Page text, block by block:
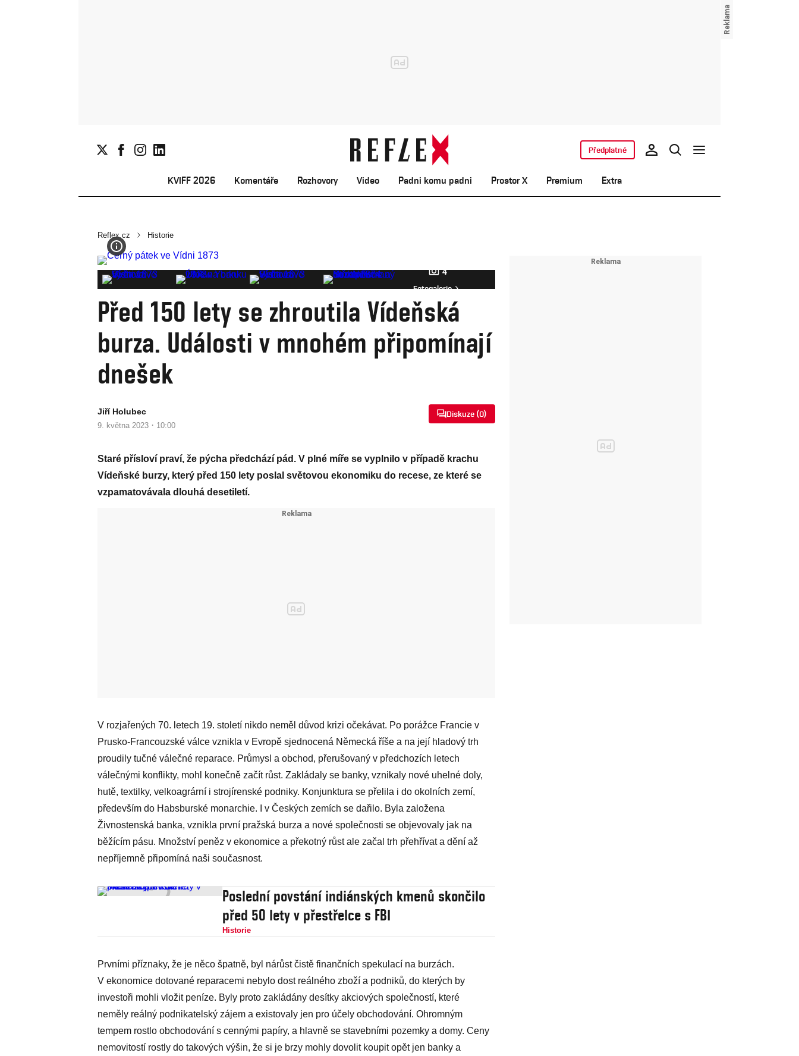
KVIFF 2026 Komentáře Rozhovory Video Padni komu padni Prostor X Premium Extra
Předplatné
Reflex.cz Historie
4
Fotogalerie
Před 150 lety se zhroutila Vídeňská
burza. Události v mnohém připomínají
dnešek
Jiří Holubec
9. května 2023 · 10:00
Diskuze (0)
Staré přísloví praví, že pýcha předchází pád. V plné míře se vyplnilo v případě krachu
Vídeňské burzy, který před 150 lety poslal světovou ekonomiku do recese, ze které se
vzpamatovávala dlouhá desetiletí.
V rozjařených 70. letech 19. století nikdo neměl důvod krizi očekávat. Po porážce Francie v
Prusko-Francouzské válce vznikla v Evropě sjednocená Německá říše a na její hladový trh
proudily tučné válečné reparace. Průmysl a obchod, přerušovaný v předchozích letech
válečnými konflikty, mohl konečně začít růst. Zakládaly se banky, vznikaly nové uhelné doly,
hutě, textilky, velkoagrární i strojírenské podniky. Konjunktura se přelila i do okolních zemí,
především do Habsburské monarchie. I v Českých zemích se dařilo. Byla založena
Živnostenská banka, vznikla první pražská burza a nové společnosti se objevovaly jak na
běžícím pásu. Množství peněz v ekonomice a překotný růst ale začal trh přehřívat a dění až
nepříjemně připomíná naši současnost.
Poslední povstání indiánských kmenů skončilo
před 50 lety v přestřelce s FBI
Historie
Prvními příznaky, že je něco špatně, byl nárůst čistě finančních spekulací na burzách.
V ekonomice dotované reparacemi nebylo dost reálného zboží a podniků, do kterých by
investoři mohli vložit peníze. Byly proto zakládány desítky akciových společností, které
neměly reálný podnikatelský zájem a existovaly jen pro účely obchodování. Ohromným
tempem rostlo obchodování s cennými papíry, a hlavně se stavebními pozemky a domy. Ceny
nemovitostí rostly do takových výšin, že si je brzy mohly dovolit koupit opět jen banky a